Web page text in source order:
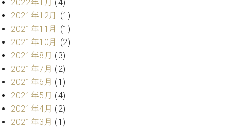
セ
ス
お
問
い
わ
せ
2022年1月 (4)
2021年12月 (1)
2021年11月 (1)
2021年10月 (2)
2021年8月 (3)
2021年7月 (2)
2021年6月 (1)
2021年5月 (4)
2021年4月 (2)
2021年3月 (1)